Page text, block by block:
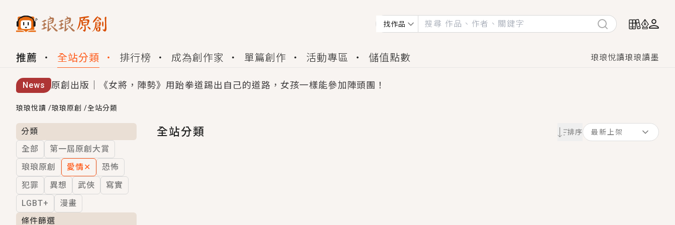
找作品
推薦 全站分類 排行榜 成為創作家 單篇創作 活動專區 儲值點數 琅琅悅讀琅琅讀墨
News 原創出版｜《女將，陣勢》用跆拳道踢出自己的道路，女孩一樣能參加陣頭團！
創,作家招募｜華文小說創作首選！有機會獲得豐富廣宣資源、專屬服務與獨享福利！
小編心動書單｜《離婚你提的，二婚嫁大佬，你哭什麼？》追妻火葬場！前夫失憶移情別戀，她頭也不回找新歡，他居然還後悔了？
GL｜《夏日與檸檬與重疊世界》炎熱的夏日、檸檬的香氣、互相愛慕的兩位少女，今夏最推純愛GL漫畫！
BL｜《費洛蒙中毒》救命！特殊費洛蒙體質世界觀，無法抗拒的吸引力，已中毒Σ>―(〃°ω°〃)♡→
OMG你嚇到我了｜《陰陽鬼店》上班族買了房子模型，但現實中買下的竟是屬於他的停屍櫃？！
言情｜《國語推行員》每個人心中都有一個連自己也無法改變的永恆， 他的一生將不由自主追逐著她……
琅琅悅讀 /琅琅原創 /全站分類
分類
全部
第一屆原創大賞
琅琅原創
愛情✕
恐怖
犯罪
異想 武俠
寫實
LGBT+
漫畫
條件篩選
全站分類 排序 最新上架